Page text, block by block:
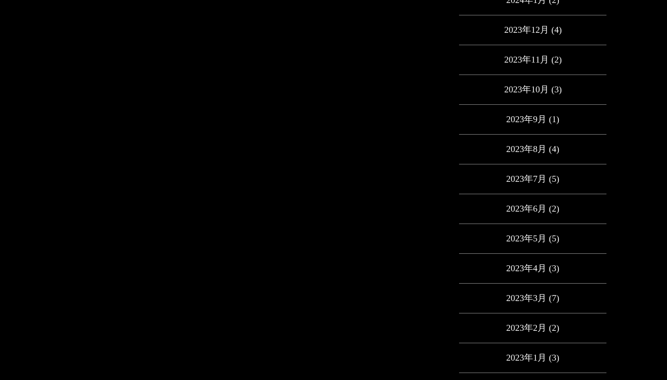
2023年12月 (4)
2023年11月 (2)
2023年10月 (3)
2023年9月 (1)
2023年8月 (4)
2023年7月 (5)
2023年6月 (2)
2023年5月 (5)
2023年4月 (3)
2023年3月 (7)
2023年2月 (2)
2023年1月 (3)